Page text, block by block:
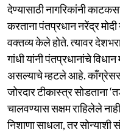
देण्यासाठी नागरिकांनी
करताना पंतप्रधान नरेंद्र
वक्तव्य केले होते. त्यावर
गांधी यांनी पंतप्रधानांचे
असल्याचे म्हटले आहे. काँग्रेससह
जोरदार टीकास्त्र
चालवण्यास सक्षम राहिलेले
निशाणा साधला, तर